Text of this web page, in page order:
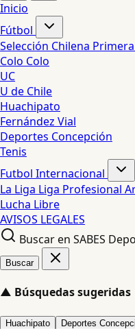
Inicio
Fútbol
Selección Chilena
Colo Colo
UC
U de Chile
Huachipato
Fernández Vial
Deportes Concepción
Tenis
Futbol Internacional
La Liga Liga Profesional
Lucha Libre
AVISOS LEGALES
Buscar en SABES
Buscar
▲ Búsquedas sugeridas
Huachipato Deportes